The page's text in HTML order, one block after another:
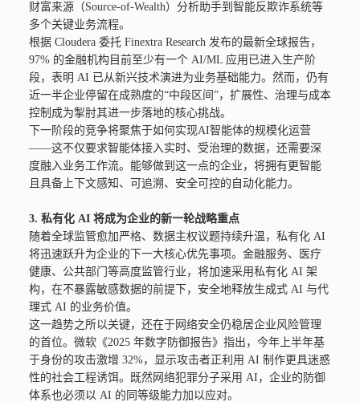
财富来源（Source-of-Wealth）分析助手到智能反欺诈系统等
多个关键业务流程。
根据 Cloudera 委托 Finextra Research 发布的最新全球报告，
97% 的金融机构目前至少有一个 AI/ML 应用已进入生产阶
段，表明 AI 已从新兴技术演进为业务基础能力。然而，仍有
近一半企业停留在成熟度的“中段区间”，扩展性、治理与成本
控制成为掣肘其进一步落地的核心挑战。
下一阶段的竞争将聚焦于如何实现AI智能体的规模化运营
——这不仅要求智能体接入实时、受治理的数据，还需要深
度融入业务工作流。能够做到这一点的企业，将拥有更智能
且具备上下文感知、可追溯、安全可控的自动化能力。
3. 私有化 AI 将成为企业的新一轮战略重点
随着全球监管愈加严格、数据主权议题持续升温，私有化 AI
将迅速跃升为企业的下一大核心优先事项。金融服务、医疗
健康、公共部门等高度监管行业，将加速采用私有化 AI 架
构，在不暴露敏感数据的前提下，安全地释放生成式 AI 与代
理式 AI 的业务价值。
这一趋势之所以关键，还在于网络安全仍稳居企业风险管理
的首位。微软《2025 年数字防御报告》指出，今年上半年基
于身份的攻击激增 32%，显示攻击者正利用 AI 制作更具迷惑
性的社会工程诱饵。既然网络犯罪分子采用 AI，企业的防御
体系也必须以 AI 的同等级能力加以应对。